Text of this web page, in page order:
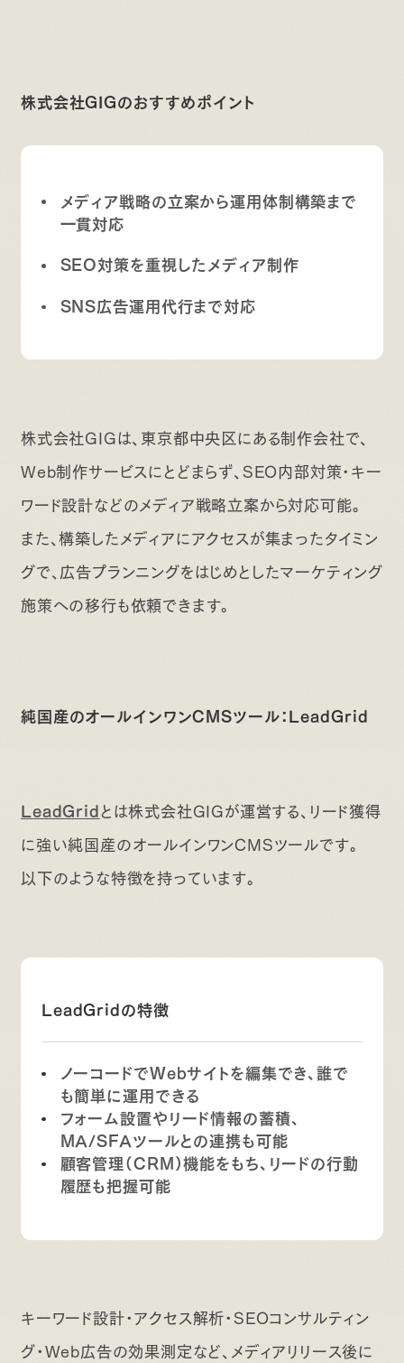
株式会社GIGのおすすめポイント
メディア戦略の立案から運用体制構築まで
一貫対応
SEO対策を重視したメディア制作
SNS広告運用代行まで対応
株式会社GIGは、東京都中央区にある制作会社で、
Web制作サービスにとどまらず、SEO内部対策・キー
ワード設計などのメディア戦略立案から対応可能。
また、構築したメディアにアクセスが集まったタイミン
グで、広告プランニングをはじめとしたマーケティング
施策への移行も依頼できます。
純国産のオールインワンCMSツール：LeadGrid
LeadGridとは株式会社GIGが運営する、リード獲得
に強い純国産のオールインワンCMSツールです。
以下のような特徴を持っています。
LeadGridの特徴
ノーコードでWebサイトを編集でき、誰で
も簡単に運用できる
フォーム設置やリード情報の蓄積、
MA/SFAツールとの連携も可能
顧客管理（CRM）機能をもち、リードの行動
履歴も把握可能
キーワード設計・アクセス解析・SEOコンサルティン
グ・Web広告の効果測定など、メディアリリース後に